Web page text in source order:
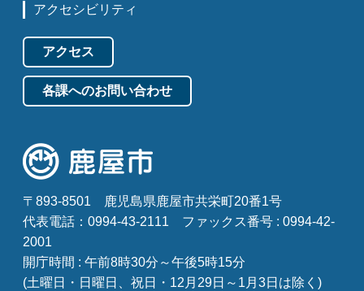
アクセシビリティ
アクセス
各課へのお問い合わせ
〒893-8501
鹿児島県鹿屋市共栄町20番1号
代表電話：0994-43-2111
ファックス番号 : 0994-42-
2001
開庁時間 : 午前8時30分～午後5時15分
(土曜日・日曜日、祝日・12月29日～1月3日は除く)